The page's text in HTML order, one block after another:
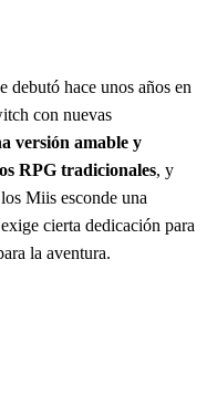
debutó hace unos años en
con nuevas
versión amable y
RPG tradicionales, y
Miis esconde una
cierta dedicación para
la aventura.